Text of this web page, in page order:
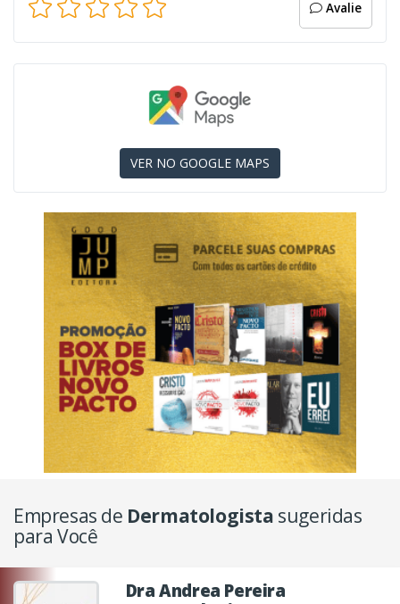
Avalie
VER NO GOOGLE MAPS
Empresas de Dermatologista sugeridas
para Você
Dra Andrea Pereira